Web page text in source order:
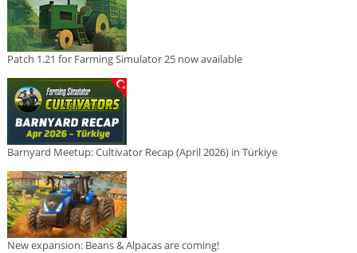
Patch 1.21 for Farming Simulator 25 now available
Barnyard Meetup: Cultivator Recap (April 2026) in Türkiye
New expansion: Beans & Alpacas are coming!